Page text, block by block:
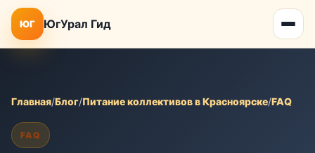
ЮГ ЮгУрал Гид
Главная/Блог/Питание коллективов в Красноярске/FAQ
FAQ